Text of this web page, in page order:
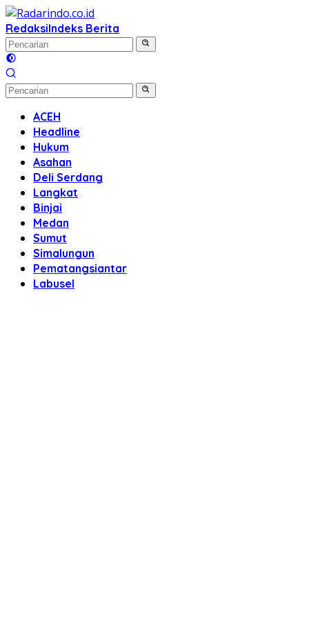
Langsung
ke
konten
RedaksiIndeks Berita
ACEH
Headline
Hukum
Asahan
Deli Serdang
Langkat
Binjai
Medan
Sumut
Simalungun
Pematangsiantar
Labusel